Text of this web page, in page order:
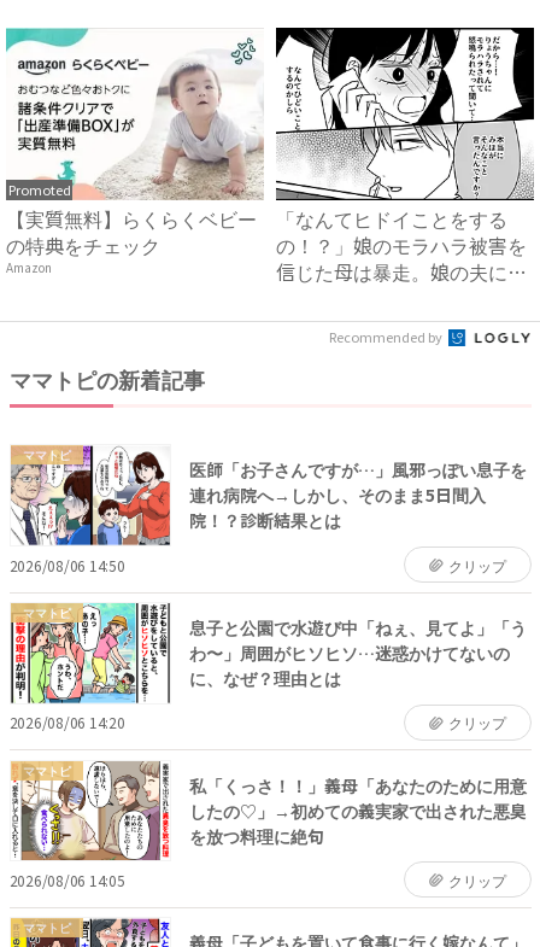
Promoted
【実質無料】らくらくベビー
の特典をチェック
Amazon
「なんてヒドイことをする
の！？」娘のモラハラ被害を
信じた母は暴走。娘の夫に電
Recommended by
ママトピの新着記事
ママトピ
医師「お子さんですが…」風邪っぽい息子を
連れ病院へ→しかし、そのまま5日間入
院！？診断結果とは
2026/08/06 14:50 クリップ
ママトピ
息子と公園で水遊び中「ねぇ、見てよ」「う
わ〜」周囲がヒソヒソ…迷惑かけてないの
に、なぜ？理由とは
2026/08/06 14:20 クリップ
ママトピ
私「くっさ！！」義母「あなたのために用意
したの♡」→初めての義実家で出された悪臭
を放つ料理に絶句
2026/08/06 14:05 クリップ
ママトピ